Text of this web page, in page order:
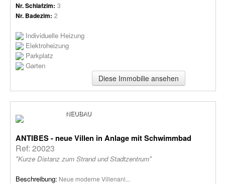
Nr. Schlafzim: 3
Nr. Badezim: 2
Individuelle Heizung
Elektroheizung
Parkplatz
Garten
Diese Immobilie ansehen
NEUBAU
ANTIBES - neue Villen in Anlage mit Schwimmbad
Ref: 20023
"Kurze Distanz zum Strand und Stadtzentrum"
Beschreibung: Neue moderne Villenanl...